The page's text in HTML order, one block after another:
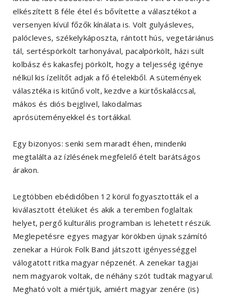
elkészített 8 féle étel és bővítette a választékot a
versenyen kívül főzők kínálata is. Volt gulyásleves,
palócleves, székelykáposzta, rántott hús, vegetáriánus
tál, sertéspörkölt tarhonyával, pacalpörkölt, házi sült
kolbász és kakasfej pörkölt, hogy a teljesség igénye
nélkül kis ízelítőt adjak a fő ételekből. A sütemények
választéka is kitűnő volt, kezdve a kürtőskaláccsal,
mákos és diós bejglivel, lakodalmas
aprósüteményekkel és tortákkal.
Egy bizonyos: senki sem maradt éhen, mindenki
megtalálta az ízlésének megfelelő ételt barátságos
árakon.
Legtöbben ebédidőben 12 körül fogyasztották el a
kiválasztott ételüket és akik a teremben foglaltak
helyet, pergő kulturális programban is lehetett részük.
Meglepetésre egyes magyar körökben újnak számító
zenekar a Húrok Folk Band játszott igényességgel
válogatott ritka magyar népzenét. A zenekar tagjai
nem magyarok voltak, de néhány szót tudtak magyarul.
Megható volt a miértjük, amiért magyar zenére (is)